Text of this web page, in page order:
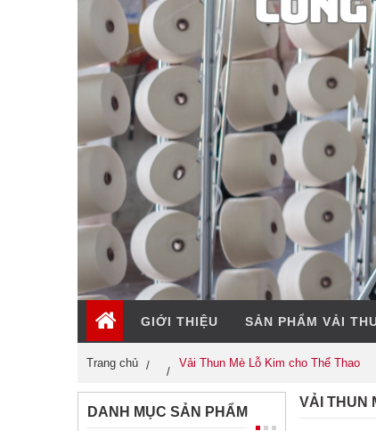
GIỚI THIỆU SẢN PHẨM VẢI
Trang chủ Vải Thun Mè Lỗ Kim cho Thể Thao
DANH MỤC SẢN PHẨM
VẢI THUN